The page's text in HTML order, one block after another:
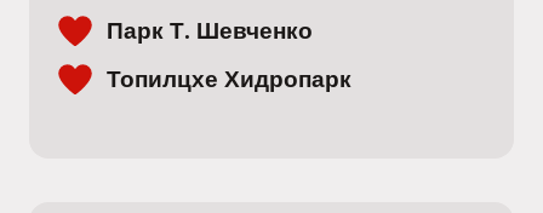
Парк Т. Шевченко
Топилцхе Хидропарк